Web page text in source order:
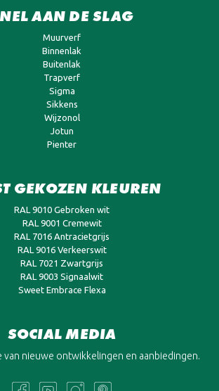
AAN DE SLAG
Muurverf
Binnenlak
Buitenlak
Trapverf
Sigma
Sikkens
Wijzonol
Jotun
Pienter
GEKOZEN KLEUREN
RAL 9010 Gebroken wit
RAL 9001 Cremewit
RAL 7016 Antracietgrijs
RAL 9016 Verkeerswit
RAL 7021 Zwartgrijs
RAL 9003 Signaalwit
Sweet Embrace Flexa
SOCIAL MEDIA
nieuwe ontwikkelingen en aanbiedingen.